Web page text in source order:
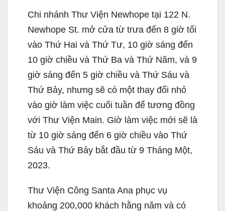
Chi nhánh Thư Viện Newhope tại 122 N.
Newhope St. mở cửa từ trưa đến 8 giờ tối
vào Thứ Hai và Thứ Tư, 10 giờ sáng đến
10 giờ chiều và Thứ Ba và Thứ Năm, và 9
giờ sáng đến 5 giờ chiều và Thứ Sáu và
Thứ Bảy, nhưng sẽ có một thay đổi nhỏ
vào giờ làm việc cuối tuần để tương đồng
với Thư Viện Main. Giờ làm việc mới sẽ là
từ 10 giờ sáng đến 6 giờ chiều vào Thứ
Sáu và Thứ Bảy bắt đầu từ 9 Tháng Một,
2023.
Thư Viện Công Santa Ana phục vụ
khoảng 200,000 khách hằng năm và có